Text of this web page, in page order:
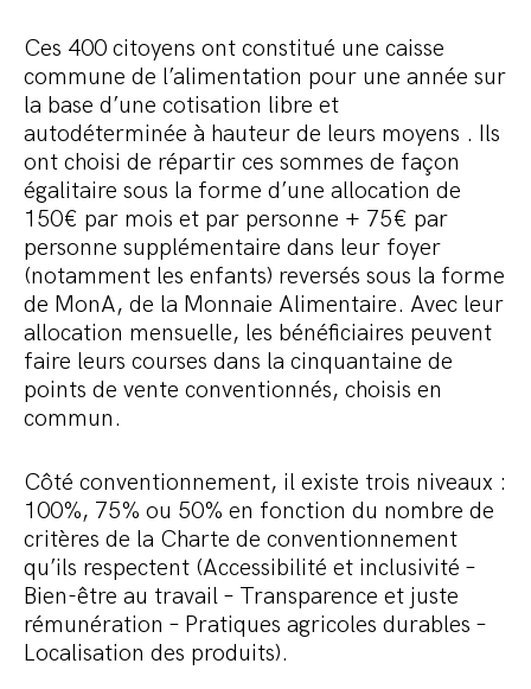
Ces 400 citoyens ont constitué une caisse
commune de l’alimentation pour une année sur
la base d’une cotisation libre et
autodéterminée à hauteur de leurs moyens . Ils
ont choisi de répartir ces sommes de façon
égalitaire sous la forme d’une allocation de
150€ par mois et par personne + 75€ par
personne supplémentaire dans leur foyer
(notamment les enfants) reversés sous la forme
de MonA, de la Monnaie Alimentaire. Avec leur
allocation mensuelle, les bénéficiaires peuvent
faire leurs courses dans la cinquantaine de
points de vente conventionnés, choisis en
commun.
Côté conventionnement, il existe trois niveaux :
100%, 75% ou 50% en fonction du nombre de
critères de la Charte de conventionnement
qu’ils respectent (Accessibilité et inclusivité –
Bien-être au travail – Transparence et juste
rémunération – Pratiques agricoles durables –
Localisation des produits).